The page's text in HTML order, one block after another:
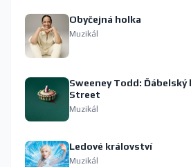
Obyčejná holka
Muzikál
Sweeney Todd:
Street
Muzikál
Ledové království
Muzikál